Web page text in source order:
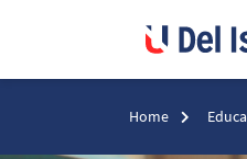
Home